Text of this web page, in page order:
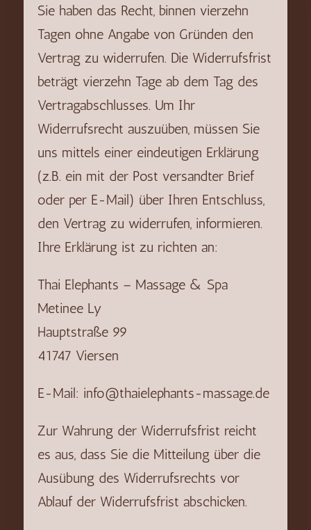
Sie haben das Recht, binnen vierzehn
Tagen ohne Angabe von Gründen den
Vertrag zu widerrufen. Die Widerrufsfrist
beträgt vierzehn Tage ab dem Tag des
Vertragabschlusses. Um Ihr
Widerrufsrecht auszuüben, müssen Sie
uns mittels einer eindeutigen Erklärung
(z.B. ein mit der Post versandter Brief
oder per E-Mail) über Ihren Entschluss,
den Vertrag zu widerrufen, informieren.
Ihre Erklärung ist zu richten an:
Thai Elephants – Massage & Spa
Metinee Ly
Hauptstraße 99
41747 Viersen
E-Mail: info@thaielephants-massage.de
Zur Wahrung der Widerrufsfrist reicht
es aus, dass Sie die Mitteilung über die
Ausübung des Widerrufsrechts vor
Ablauf der Widerrufsfrist abschicken.